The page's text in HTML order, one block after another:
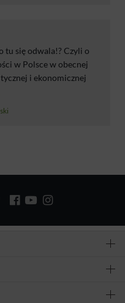
tu się odwala!? Czyli o
w Polsce w obecnej
i ekonomicznej